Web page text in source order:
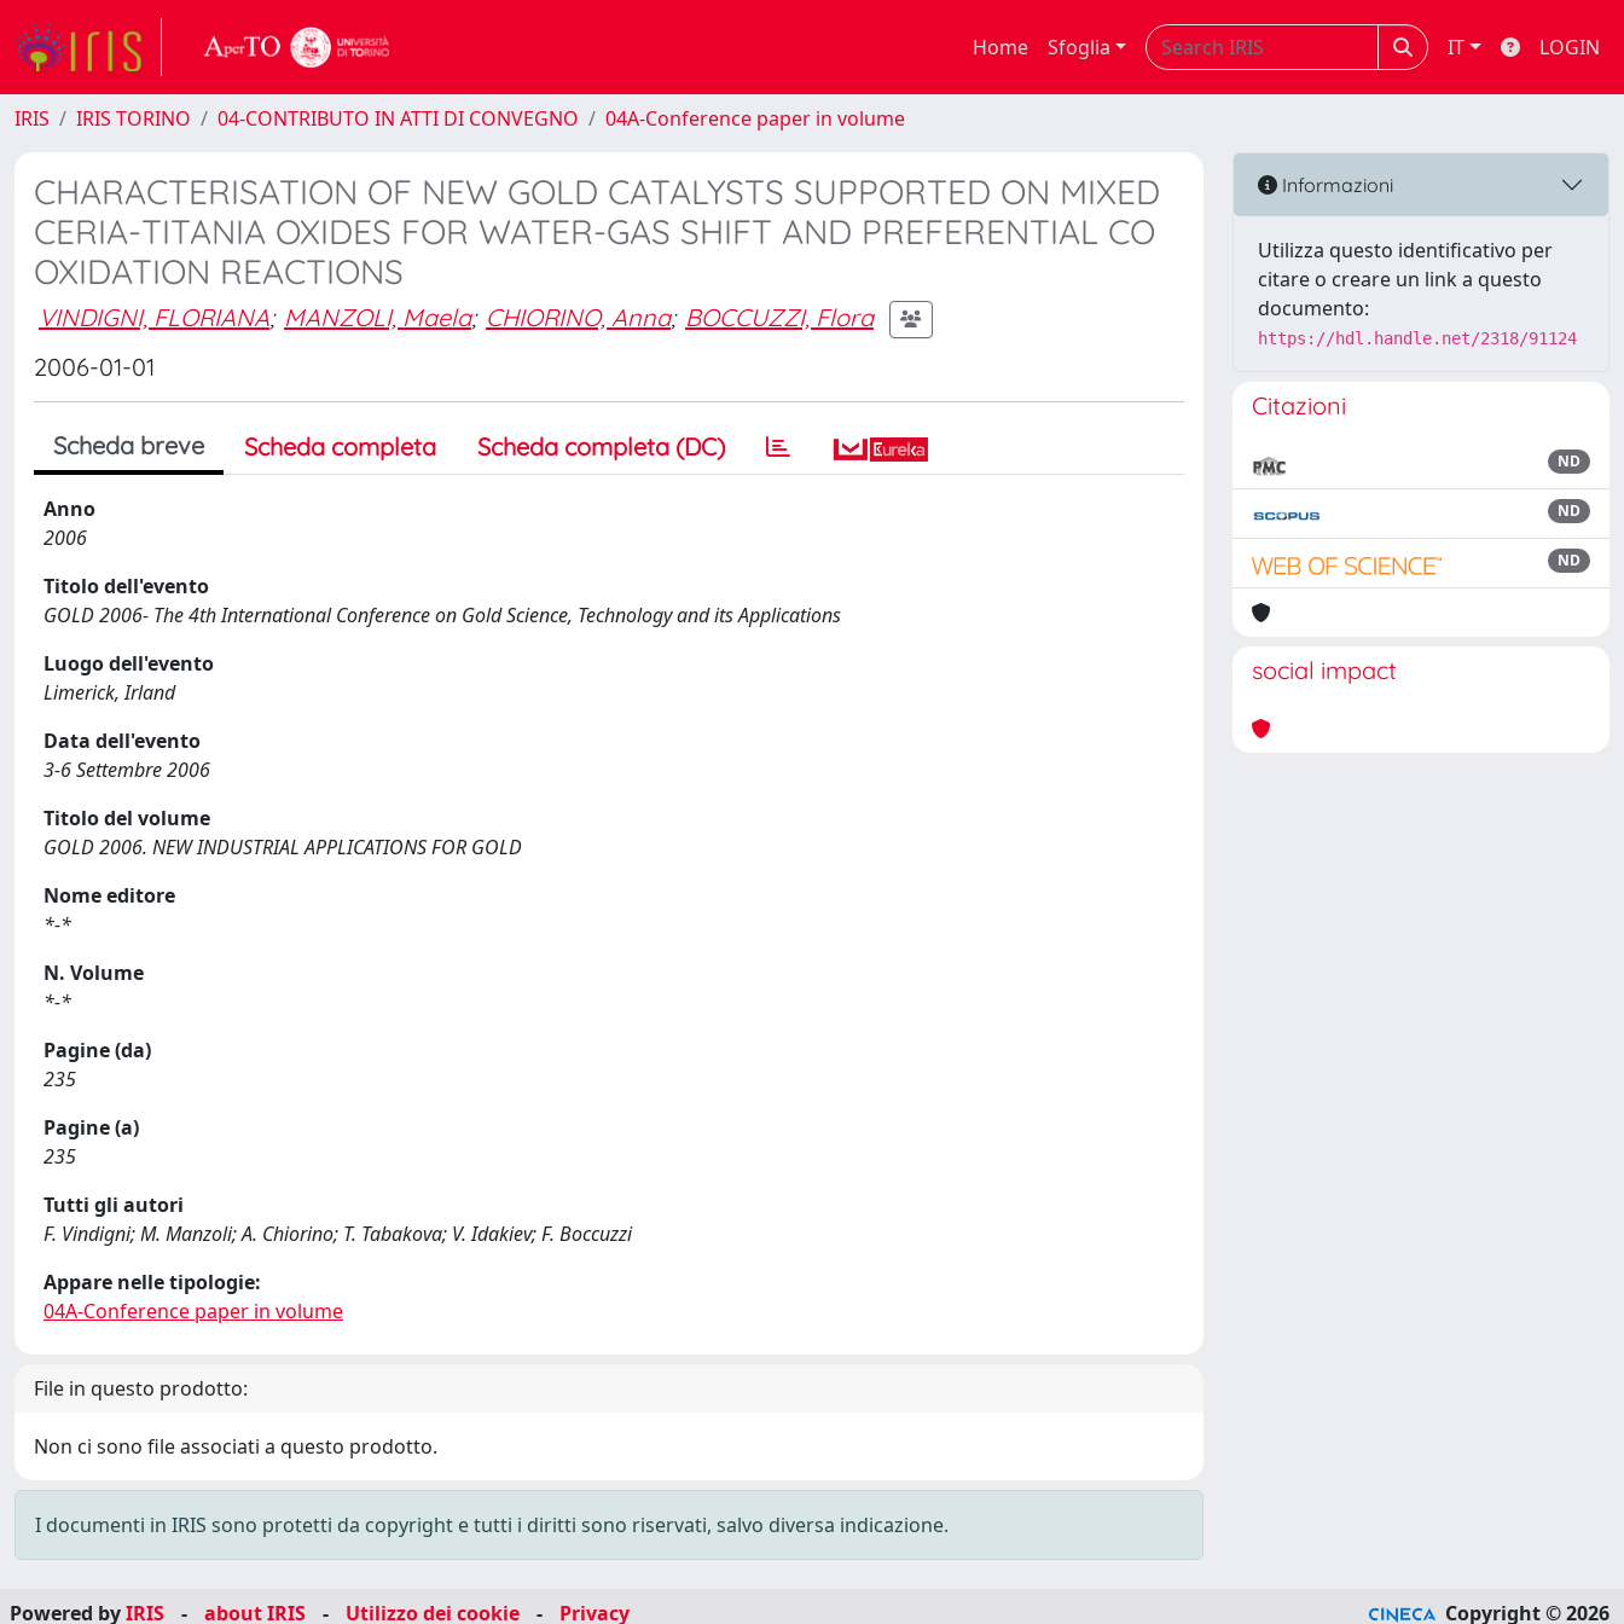
Home Sfoglia IT LOGIN
IRIS IRIS TORINO 04-CONTRIBUTO IN ATTI DI CONVEGNO 04A-Conference paper in volume
CHARACTERISATION OF NEW GOLD CATALYSTS SUPPORTED ON MIXED
CERIA-TITANIA OXIDES FOR WATER-GAS SHIFT AND PREFERENTIAL CO
OXIDATION REACTIONS
VINDIGNI, FLORIANA; MANZOLI, Maela; CHIORINO, Anna; BOCCUZZI, Flora
2006-01-01
Scheda breve Scheda completa Scheda completa (DC)
Anno
2006
Titolo dell'evento
GOLD 2006- The 4th International Conference on Gold Science, Technology and its Applications
Luogo dell'evento
Limerick, Irland
Data dell'evento
3-6 Settembre 2006
Titolo del volume
GOLD 2006. NEW INDUSTRIAL APPLICATIONS FOR GOLD
Nome editore
*-*
N. Volume
*-*
Pagine (da)
235
Pagine (a)
235
Tutti gli autori
F. Vindigni; M. Manzoli; A. Chiorino; T. Tabakova; V. Idakiev; F. Boccuzzi
Appare nelle tipologie:
04A-Conference paper in volume
File in questo prodotto:
Non ci sono file associati a questo prodotto.
I documenti in IRIS sono protetti da copyright e tutti i diritti sono riservati, salvo diversa indicazione.
Informazioni
Utilizza questo identificativo per
citare o creare un link a questo
documento:
https://hdl.handle.net/2318/91124
Citazioni
ND
ND
ND
social impact
Powered byIRIS - about IRIS - Utilizzo dei cookie - Privacy Copyright © 2026